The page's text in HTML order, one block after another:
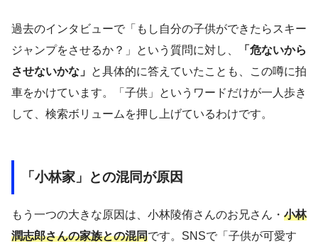
過去のインタビューで「もし自分の子供ができたらスキー
ジャンプをさせるか？」という質問に対し、
「危ないから
させないかな」 と具体的に答えていたことも、この噂に拍
車をかけています。「子供」というワードだけが一人歩き
して、検索ボリュームを押し上げているわけです。
「小林家」との混同が原因
もう一つの大きな原因は、小林陵侑さんのお兄さん・ 小林
潤志郎さんの家族との混同です。SNSで「子供が可愛す